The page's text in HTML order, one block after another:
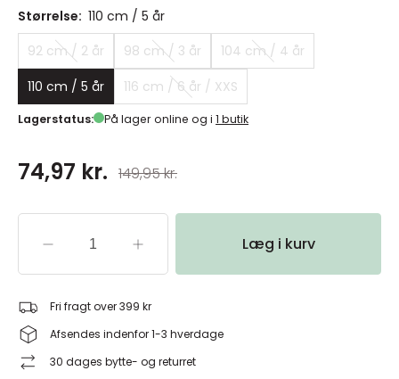
Størrelse: 110 cm / 5 år
92 cm / 2 år
98 cm / 3 år
104 cm / 4 år
110 cm / 5 år
116 cm / 6 år / XXS
Lagerstatus: På lager online og i 1 butik
74,97 kr. 149,95 kr.
Læg i kurv
Fri fragt over 399 kr
Afsendes indenfor 1-3 hverdage
30 dages bytte- og returret